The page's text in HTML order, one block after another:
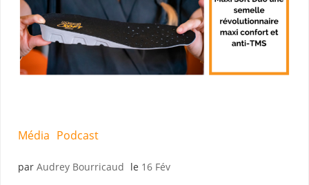
Média Podcast
par Audrey Bourricaud le 16 Fév